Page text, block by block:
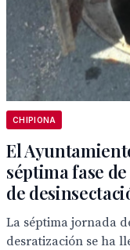
CHIPIONA
El
séptima fase
de
La séptima jornada
desratización se ha